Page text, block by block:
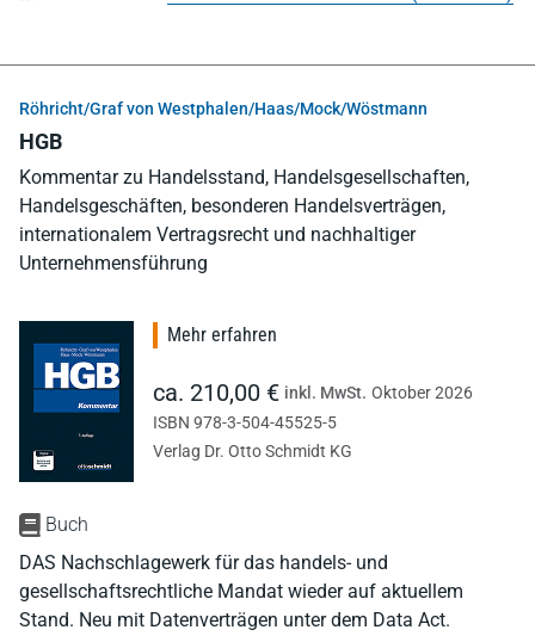
Röhricht/Graf von Westphalen/Haas/Mock/Wöstmann
HGB
Kommentar zu Handelsstand, Handelsgesellschaften,
Handelsgeschäften, besonderen Handelsverträgen,
internationalem Vertragsrecht und nachhaltiger
Unternehmensführung
Buch
DAS Nachschlagewerk für das handels- und
gesellschaftsrechtliche Mandat wieder auf aktuellem
Stand. Neu mit Datenverträgen unter dem Data Act.
Mehr erfahren
ca. 210,00 € inkl. MwSt. Oktober 2026
ISBN 978-3-504-45525-5
Verlag Dr. Otto Schmidt KG